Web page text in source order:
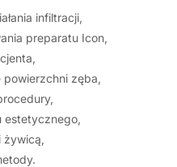
infiltracji,
preparatu Icon,
zęba,
estetycznego,
żywicą,